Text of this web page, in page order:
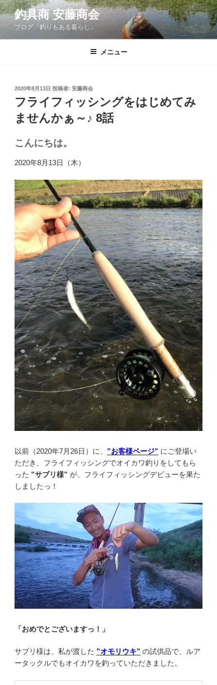
コ
ン
テ
ン
釣具商 安藤商会
ブログ「釣りもある暮らし」
メニュー
投
稿
日:
2020年8月13日 投稿者: 安藤商会
フライフィッシングをはじめてみ
ませんかぁ～♪ 8話
こんにちは。
2020年8月13日（木）
以前（2020年7月26日）に、 ”お客様ページ” にご登場い
ただき、フライフィッシングでオイカワ釣りをしてもら
った ”サブリ様” が、フライフィッシングデビューを果た
しましたっ！
「おめでとございますっ！」
サブリ様は、私が渡した ”オモリウキ” の試供品で、ルア
ータックルでもオイカワを釣っていただきました。